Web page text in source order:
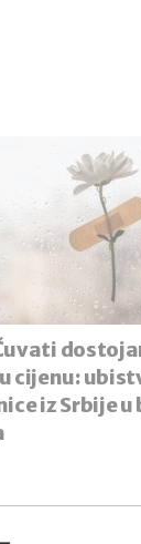
cijenu:
iz Srbije u